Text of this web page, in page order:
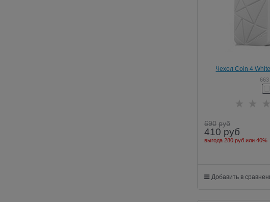
Чехол Coin 4
663
690 руб
410 руб
выгода 280 руб или 40%
Добавить в